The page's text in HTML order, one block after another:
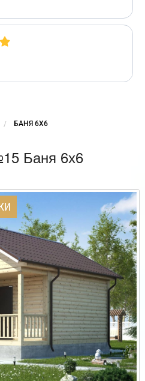
CURRENT:
БАНЯ 6Х6
Баня 6х6